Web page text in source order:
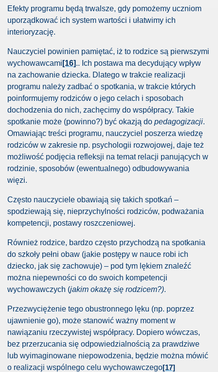
Efekty programu będą trwalsze, gdy pomożemy uczniom
uporządkować ich system wartości i ułatwimy ich
interioryzację.
Nauczyciel powinien pamiętać, iż to rodzice są pierwszymi
wychowawcami [16].. Ich postawa ma decydujący wpływ
na zachowanie dziecka. Dlatego w trakcie realizacji
programu należy zadbać o spotkania, w trakcie których
poinformujemy rodziców o jego celach i sposobach
dochodzenia do nich, zachęcimy do współpracy. Takie
spotkanie może (powinno?) być okazją do pedagogizacji.
Omawiając treści programu, nauczyciel poszerza wiedzę
rodziców w zakresie np. psychologii rozwojowej, daje też
możliwość podjęcia refleksji na temat relacji panujących w
rodzinie, sposobów (ewentualnego) odbudowywania
więzi.
Często nauczyciele obawiają się takich spotkań –
spodziewają się, nieprzychylności rodziców, podważania
kompetencji, postawy roszczeniowej.
Również rodzice, bardzo często przychodzą na spotkania
do szkoły pełni obaw (jakie postępy w nauce robi ich
dziecko, jak się zachowuje) – pod tym lękiem znaleźć
można niepewności co do swoich kompetencji
wychowawczych (jakim okażę się rodzicem?).
Przezwyciężenie tego obustronnego lęku (np. poprzez
ujawnienie go), może stanowić ważny moment w
nawiązaniu rzeczywistej współpracy. Dopiero wówczas,
bez przerzucania się odpowiedzialnością za prawdziwe
lub wyimaginowane niepowodzenia, będzie można mówić
o realizacji wspólnego celu wychowawczego[17]
o...
dziecka
W ojt yły
KOŚCIOŁA
i przedszkolach... A gimnazja?!
cechy"?
o 150 proc